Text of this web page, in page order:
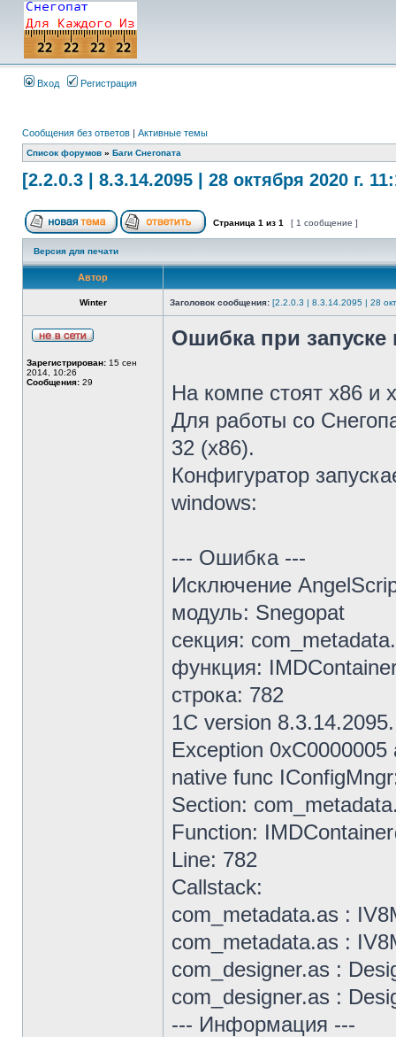
Вход Регистрация
Сообщения без ответов | Активные темы
Список форумов » Баги Снегопата
[2.2.0.3 | 8.3.14.2095 | 28 октября 2020 г.
Страница 1 из 1 [ 1 сообщение ]
Версия для печати
Автор
Winter Заголовок сообщения: [2.2.0.3 | 8.3.14.2095 | 28
Зарегистрирован: 15 сен
2014, 10:26
Сообщения: 29
Ошибка при запуске
На компе стоят х86 и
Для работы со
32 (х86).
Конфигуратор
windows:
--- Ошибка ---
Исключение
модуль: Snegopat
секция:
функция:
строка: 782
1C version
Exception
native func
Section:
Function:
Line: 782
Callstack:
com_metadata.as :
com_metadata.as :
com_designer.as :
com_designer.as :
--- Информация ---